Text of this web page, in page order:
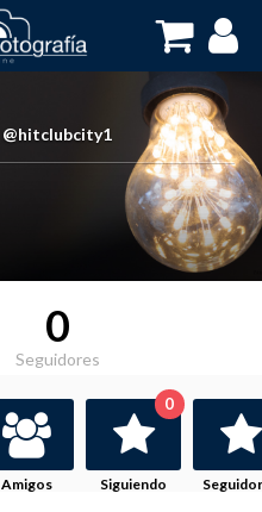
@hitclubcity1
0
Seguidores
Amigos Siguiendo
0